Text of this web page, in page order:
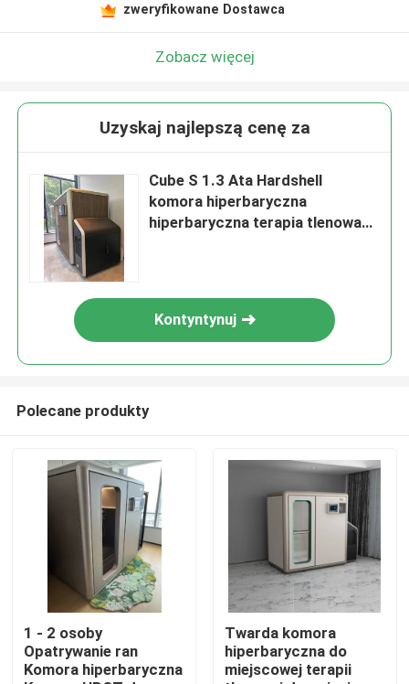
Produkty
zweryfikowane Dostawca
Zobacz więcej
Uzyskaj najlepszą cenę za
Cube S 1.3 Ata Hardshell
komora hiperbaryczna
hiperbaryczna terapia tlenowa
Kontyntynuj
Polecane produkty
1 - 2 osoby
Opatrywanie ran
Komora hiperbaryczna
Twarda komora
hiperbaryczna do
miejscowej terapii